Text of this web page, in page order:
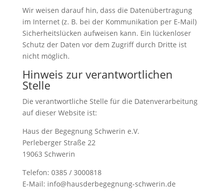
Wir weisen darauf hin, dass die Datenübertragung
im Internet (z. B. bei der Kommunikation per E-Mail)
Sicherheitslücken aufweisen kann. Ein lückenloser
Schutz der Daten vor dem Zugriff durch Dritte ist
nicht möglich.
Hinweis zur verantwortlichen
Stelle
Die verantwortliche Stelle für die Datenverarbeitung
auf dieser Website ist:
Haus der Begegnung Schwerin e.V.
Perleberger Straße 22
19063 Schwerin
Telefon: 0385 / 3000818
E-Mail: info@hausderbegegnung-schwerin.de